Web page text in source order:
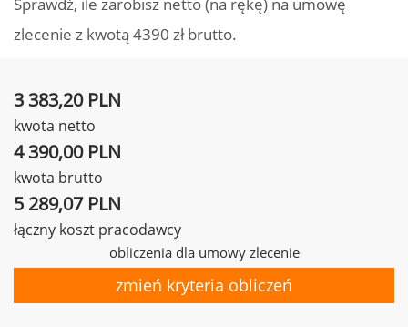
zlecenie z kwotą 4390 zł brutto.
3 383,20 PLN
kwota netto
4 390,00 PLN
kwota brutto
5 289,07 PLN
łączny koszt pracodawcy
obliczenia dla umowy zlecenie
zmień kryteria obliczeń